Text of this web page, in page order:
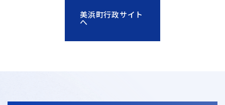
美浜町行政サイト
へ